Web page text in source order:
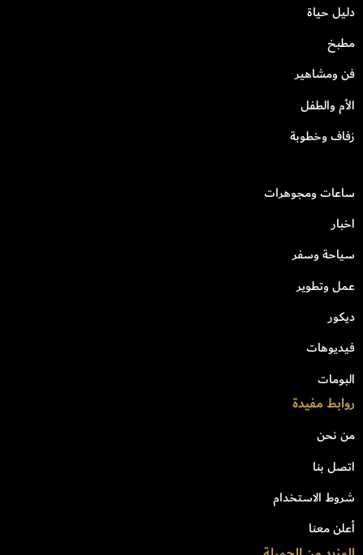
دليل حياة
مطبخ
فن ومشاهير
الأم والطفل
زفاف وخطوبة
ساعات ومجوهرات
اخبار
سياحة وسفر
عمل وتطوير
ديكور
فيديوهات
البومات
روابط مفيدة
من نحن
اتصل بنا
شروط الاستخدام
أعلن معنا